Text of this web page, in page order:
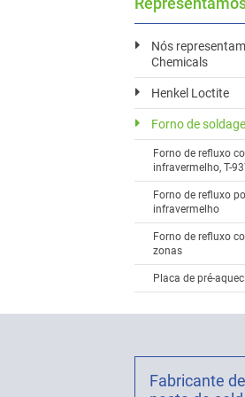
Nós
Chemicals
Henkel Loctite
Forno de
Forno de refluxo
infravermelho, T-
Forno de refluxo
infravermelho
Forno de refluxo
zonas
Placa de pré-
Fabricante